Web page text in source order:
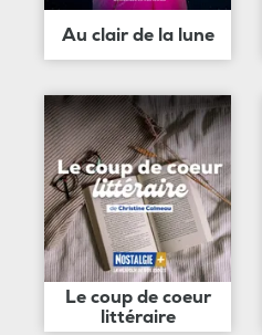
Au clair de la lune
Le coup de coeur
littéraire